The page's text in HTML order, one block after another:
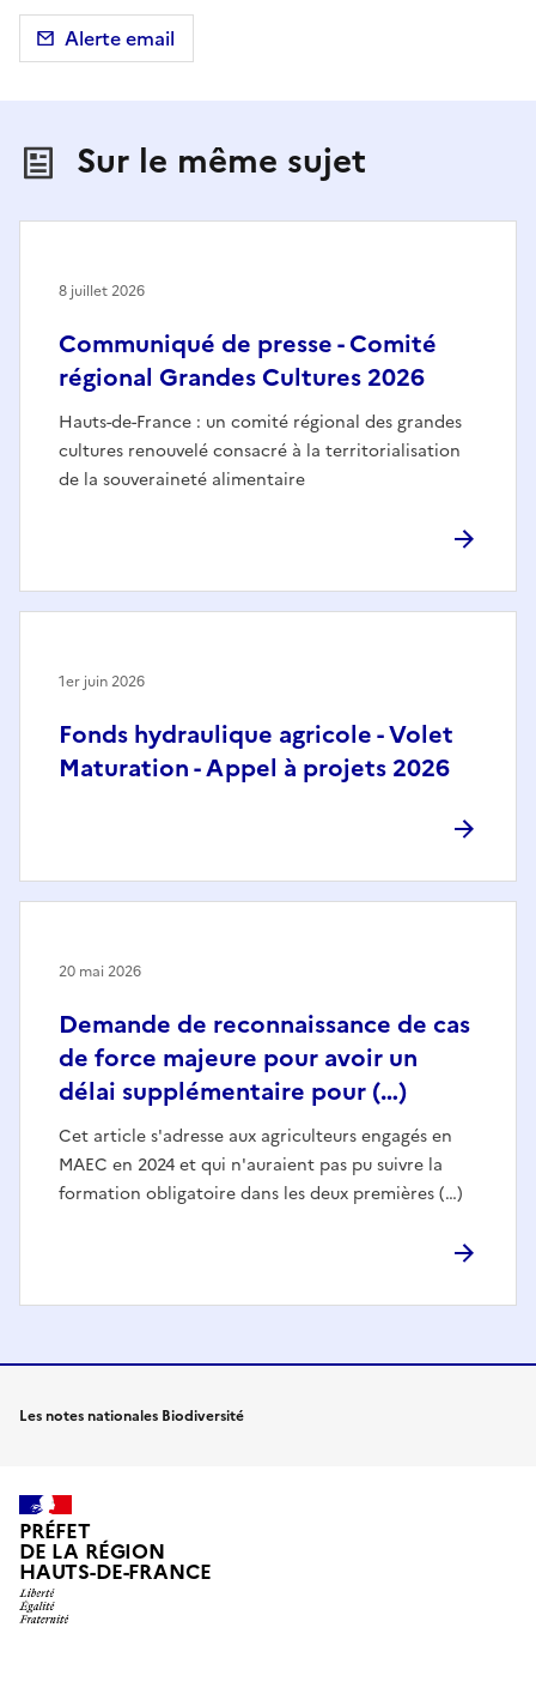
Alerte email
Sur le même sujet
Communiqué de presse - Comité
régional Grandes Cultures 2026
Hauts-de-France : un comité régional des grandes
cultures renouvelé consacré à la territorialisation
de la souveraineté alimentaire
8 juillet 2026
Fonds hydraulique agricole - Volet
Maturation - Appel à projets 2026
1er juin 2026
Demande de reconnaissance de cas
de force majeure pour avoir un
délai supplémentaire pour (…)
Cet article s'adresse aux agriculteurs engagés en
MAEC en 2024 et qui n'auraient pas pu suivre la
formation obligatoire dans les deux premières (…)
20 mai 2026
Les notes nationales Biodiversité
PRÉFET
DE LA RÉGION
HAUTS-DE-FRANCE